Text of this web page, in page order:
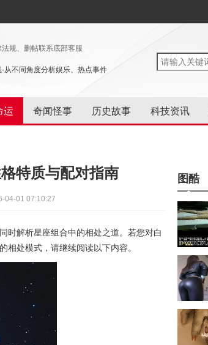
规、删帖联系底部客服
从不同角度分析娱乐、热点事件
运 奇闻怪事 历史故事 科技资讯
特质与配对指南
04-01 07:10:27
时解析星座组合中的相处之道。若您对白
相处模式，请继续阅读以下内容。
图酷